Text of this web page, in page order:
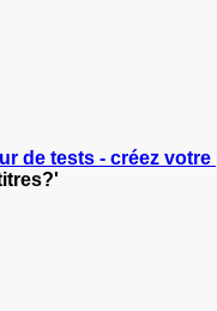
de tests - créez